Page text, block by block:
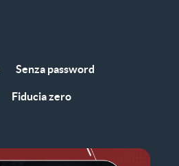
Senza password
Fiducia zero